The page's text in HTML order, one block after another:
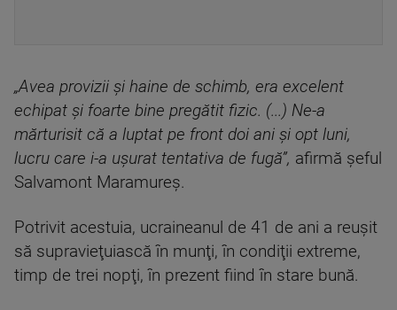
„Avea provizii şi haine de schimb, era excelent
echipat şi foarte bine pregătit fizic. (...) Ne-a
mărturisit că a luptat pe front doi ani şi opt luni,
lucru care i-a uşurat tentativa de fugă”, afirmă şeful
Salvamont Maramureş.
Potrivit acestuia, ucraineanul de 41 de ani a reuşit
să supravieţuiască în munţi, în condiţii extreme,
timp de trei nopţi, în prezent fiind în stare bună.